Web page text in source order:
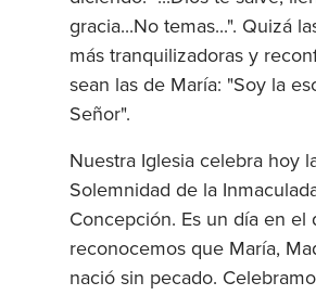
gracia...No temas...". Quizá
más tranquilizadoras y
sean las de María: "Soy la
Señor".
Nuestra Iglesia celebra hoy
Solemnidad de la
Concepción. Es un día en el
reconocemos que María,
nació sin pecado.